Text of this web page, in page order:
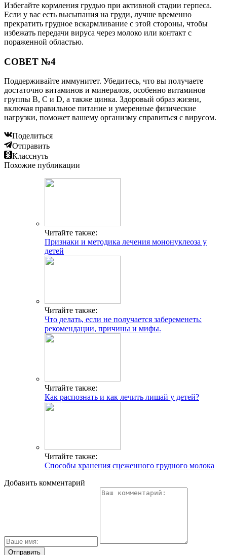
Избегайте кормления грудью при активной стадии герпеса.
Если у вас есть высыпания на груди, лучше временно
прекратить грудное вскармливание с этой стороны, чтобы
избежать передачи вируса через молоко или контакт с
пораженной областью.
СОВЕТ №4
Поддерживайте иммунитет. Убедитесь, что вы получаете
достаточно витаминов и минералов, особенно витаминов
группы B, C и D, а также цинка. Здоровый образ жизни,
включая правильное питание и умеренные физические
нагрузки, поможет вашему организму справиться с вирусом.
Поделиться
Отправить
Класснуть
Похожие публикации
Читайте также:
Признаки и методика лечения мононуклеоза у
детей
Читайте также:
Что делать, если не получается забеременеть:
рекомендации, причины и мифы.
Читайте также:
Как распознать и как лечить лишай у детей?
Читайте также:
Способы хранения сцеженного грудного молока
Добавить комментарий